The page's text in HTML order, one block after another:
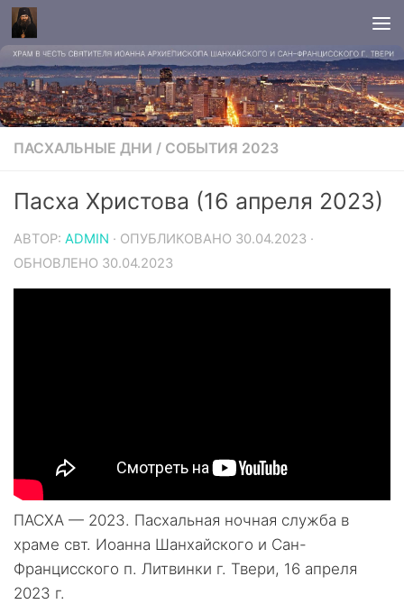
ПАСХАЛЬНЫЕ ДНИ / СОБЫТИЯ 2023
Пасха Христова (16 апреля 2023)
АВТОР: ADMIN · ОПУБЛИКОВАНО 30.04.2023 ·
ОБНОВЛЕНО 30.04.2023
ПАСХА — 2023. Пасхальная ночная служба в
храме свт. Иоанна Шанхайского и Сан-
Францисского п. Литвинки г. Твери, 16 апреля
2023 г.